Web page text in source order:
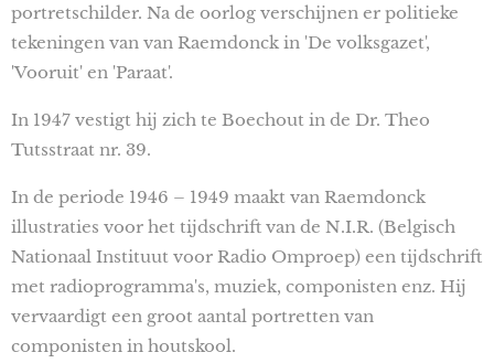
portretschilder. Na de oorlog verschijnen er politieke
tekeningen van van Raemdonck in 'De volksgazet',
'Vooruit' en 'Paraat'.
In 1947 vestigt hij zich te Boechout in de Dr. Theo
Tutsstraat nr. 39.
In de periode 1946 – 1949 maakt van Raemdonck
illustraties voor het tijdschrift van de N.I.R. (Belgisch
Nationaal Instituut voor Radio Omproep) een tijdschrift
met radioprogramma's, muziek, componisten enz. Hij
vervaardigt een groot aantal portretten van
componisten in houtskool.